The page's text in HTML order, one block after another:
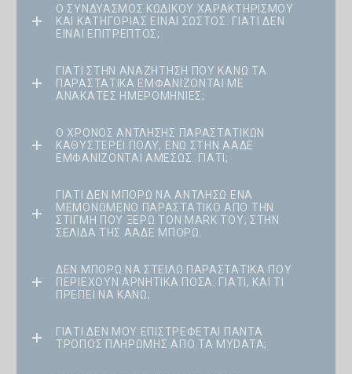
Ο ΣΥΝΔΥΑΣΜΌΣ ΚΩΔΙΚΟΎ ΧΑΡΑΚΤΗΡΙΣΜΟΎ
ΚΑΙ ΚΑΤΗΓΟΡΊΑΣ ΕΊΝΑΙ ΣΩΣΤΌΣ. ΓΙΑΤΊ ΔΕΝ
ΕΊΝΑΙ ΕΠΙΤΡΕΠΤΌΣ;
ΓΙΑΤΊ ΣΤΗΝ ΑΝΑΖΉΤΗΣΗ ΠΟΥ ΚΆΝΩ ΤΑ
ΠΑΡΑΣΤΑΤΙΚΆ ΕΜΦΑΝΊΖΟΝΤΑΙ ΜΕ
ΑΝΆΚΑΤΕΣ ΗΜΕΡΟΜΗΝΊΕΣ;
Ο ΧΡΌΝΟΣ ΆΝΤΛΗΣΗΣ ΠΑΡΑΣΤΑΤΙΚΏΝ
ΚΑΘΥΣΤΕΡΕΊ ΠΟΛΎ, ΕΝΏ ΣΤΗΝ ΑΑΔΕ
ΕΜΦΑΝΊΖΟΝΤΑΙ ΑΜΈΣΩΣ. ΓΙΑΤΊ;
ΓΙΑΤΊ ΔΕΝ ΜΠΟΡΏ ΝΑ ΑΝΤΛΉΣΩ ΈΝΑ
ΜΕΜΟΝΩΜΈΝΟ ΠΑΡΑΣΤΑΤΙΚΌ ΑΠΌ ΤΗΝ
ΣΤΙΓΜΉ ΠΟΥ ΞΈΡΩ ΤΟΝ MARK ΤΟΥ; ΣΤΗΝ
ΣΕΛΊΔΑ ΤΗΣ ΑΑΔΕ ΜΠΟΡΏ.
ΔΕΝ ΜΠΟΡΏ ΝΑ ΣΤΕΊΛΩ ΠΑΡΑΣΤΑΤΙΚΆ ΠΟΥ
ΠΕΡΙΈΧΟΥΝ ΑΡΝΗΤΙΚΆ ΠΟΣΆ. ΓΙΑΤΊ, ΚΑΙ ΤΙ
ΠΡΈΠΕΙ ΝΑ ΚΆΝΩ;
ΓΙΑΤΊ ΔΕΝ ΜΟΥ ΕΠΙΣΤΡΈΦΕΤΑΙ ΠΆΝΤΑ
ΤΡΌΠΟΣ ΠΛΗΡΩΜΉΣ ΑΠΌ ΤΑ MYDATA;